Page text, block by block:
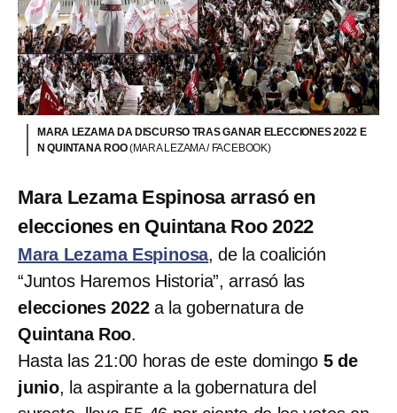
MARA LEZAMA DA DISCURSO TRAS GANAR ELECCIONES 2022 E
N QUINTANA ROO(MARA LEZAMA / FACEBOOK)
Mara Lezama Espinosa arrasó en
elecciones en Quintana Roo 2022
Mara Lezama Espinosa, de la coalición
“Juntos Haremos Historia”, arrasó las
elecciones 2022a la gobernatura de
Quintana Roo.
Hasta las 21:00 horas de este domingo 5 de
junio, la aspirante a la gobernatura del